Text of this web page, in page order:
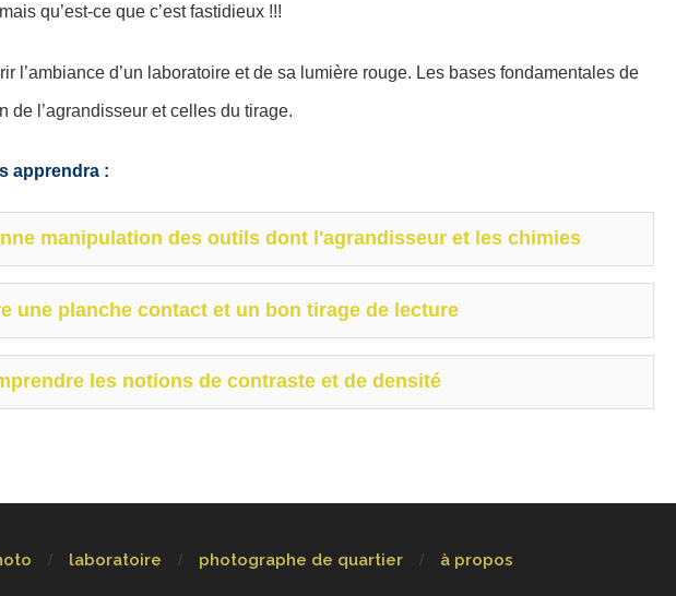
qu’est-ce que c’est fastidieux !!!
l’ambiance d’un laboratoire et de sa lumière rouge. Les bases fondamentales de
de l’agrandisseur et celles du tirage.
apprendra :
manipulation des outils dont l'agrandisseur et les chimies
une planche contact et un bon tirage de lecture
les notions de contraste et de densité
laboratoire photographe de quartier à propos